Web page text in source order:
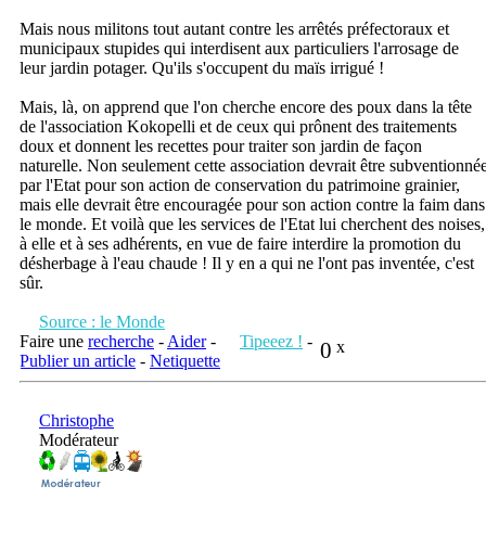
Mais nous militons tout autant contre les arrêtés préfectoraux et
municipaux stupides qui interdisent aux particuliers l'arrosage de
leur jardin potager. Qu'ils s'occupent du maïs irrigué !
Mais, là, on apprend que l'on cherche encore des poux dans la tête
de l'association Kokopelli et de ceux qui prônent des traitements
doux et donnent les recettes pour traiter son jardin de façon
naturelle. Non seulement cette association devrait être
par l'Etat pour son action de conservation du patrimoine grainier,
mais elle devrait être encouragée pour son action contre la faim dans
le monde. Et voilà que les services de l'Etat lui cherchent des noises,
à elle et à ses adhérents, en vue de faire interdire la promotion du
désherbage à l'eau chaude ! Il y en a qui ne l'ont pas inventée, c'est
sûr.
Source : le Monde
0 x
Faire une recherche - Aider- Tipeeez ! -
Publier un article - Netiquette
Christophe
Modérateur